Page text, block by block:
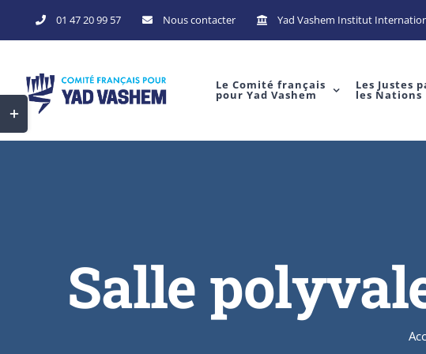
to
01 47 20 99 57 Nous contacter Yad Vashem Institut
Le Comité français
pour Yad Vashem
Les Justes
les Nations
Salle
Toggle
Sliding